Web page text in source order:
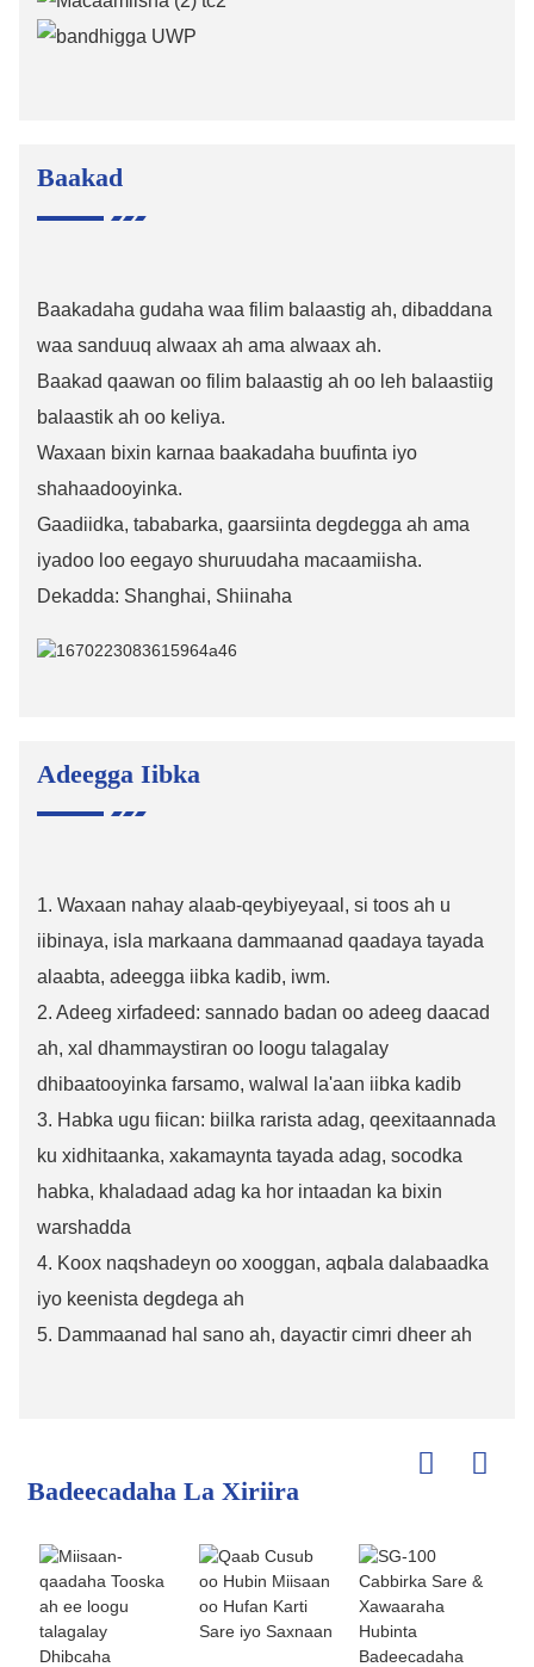
Baakad
Baakadaha gudaha waa filim balaastig ah, dibaddana
waa sanduuq alwaax ah ama alwaax ah.
Baakad qaawan oo filim balaastig ah oo leh balaastiig
balaastik ah oo keliya.
Waxaan bixin karnaa baakadaha buufinta iyo
shahaadooyinka.
Gaadiidka, tababarka, gaarsiinta degdegga ah ama
iyadoo loo eegayo shuruudaha macaamiisha.
Dekadda: Shanghai, Shiinaha
Adeegga Iibka
1. Waxaan nahay alaab-qeybiyeyaal, si toos ah u
iibinaya, isla markaana dammaanad qaadaya tayada
alaabta, adeegga iibka kadib, iwm.
2. Adeeg xirfadeed: sannado badan oo adeeg daacad
ah, xal dhammaystiran oo loogu talagalay
dhibaatooyinka farsamo, walwal la'aan iibka kadib
3. Habka ugu fiican: biilka rarista adag, qeexitaannada
ku xidhitaanka, xakamaynta tayada adag, socodka
habka, khaladaad adag ka hor intaadan ka bixin
warshadda
4. Koox naqshadeyn oo xooggan, aqbala dalabaadka
iyo keenista degdega ah
5. Dammaanad hal sano ah, dayactir cimri dheer ah
Badeecadaha La Xiriira